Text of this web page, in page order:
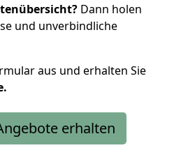
Dann holen
und unverbindliche
aus und erhalten Sie
erhalten